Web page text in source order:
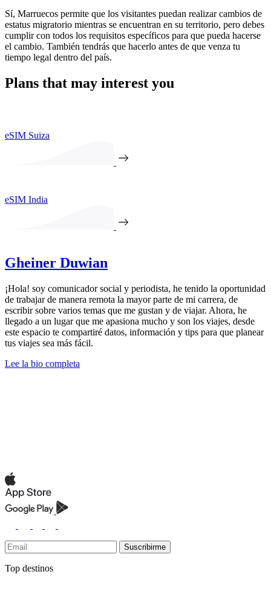
Sí, Marruecos permite que los visitantes puedan realizar cambios de
estatus migratorio mientras se encuentran en su territorio, pero debes
cumplir con todos los requisitos específicos para que pueda hacerse
el cambio. También tendrás que hacerlo antes de que venza tu
tiempo legal dentro del país.
Plans that may interest you
eSIM Suiza
eSIM India
Gheiner Duwian
¡Hola! soy comunicador social y periodista, he tenido la oportunidad
de trabajar de manera remota la mayor parte de mi carrera, de
escribir sobre varios temas que me gustan y de viajar. Ahora, he
llegado a un lugar que me apasiona mucho y son los viajes, desde
este espacio te compartiré datos, información y tips para que planear
tus viajes sea más fácil.
Lee la bio completa
Suscribirme
Top destinos